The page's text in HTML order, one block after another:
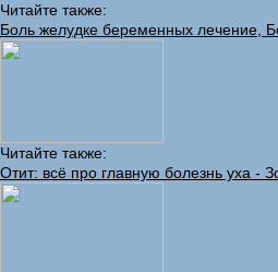
Читайте также:
Боль желудке беременных лечение,
Читайте также:
Отит: всё про главную болезнь уха -